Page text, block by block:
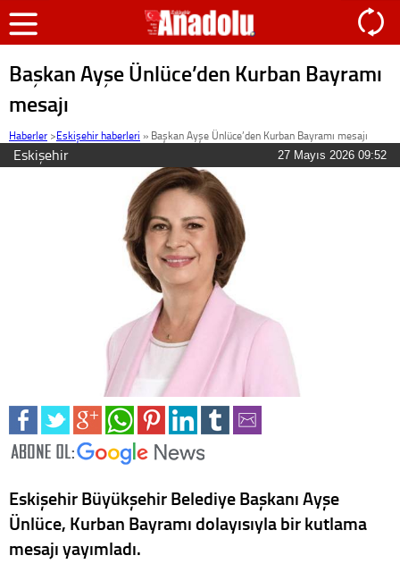
Başkan Ayşe Ünlüce’den Kurban Bayramı
mesajı
Haberler >Eskişehir haberleri » Başkan Ayşe Ünlüce’den Kurban Bayramı mesajı
Eskişehir 27 Mayıs 2026 09:52
Eskişehir Büyükşehir Belediye Başkanı Ayşe
Ünlüce, Kurban Bayramı dolayısıyla bir kutlama
mesajı yayımladı.